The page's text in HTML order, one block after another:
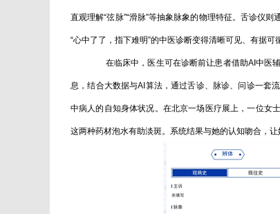
直观理解“弦脉”“滑脉”等抽象脉象的物理特征。舌诊仪
“心中了了，指下难明”的中医诊断变得清晰可见、有据可
在临床中，医生可在诊断前让患者借助AI中医
息，结合大数据与AI算法，通过舌诊、脉诊、问诊一套
中病人的自知身体状况。在北京一场医疗展上，一位女
这两种药材泡水有助淡斑。系统结果与她的认知吻合，让